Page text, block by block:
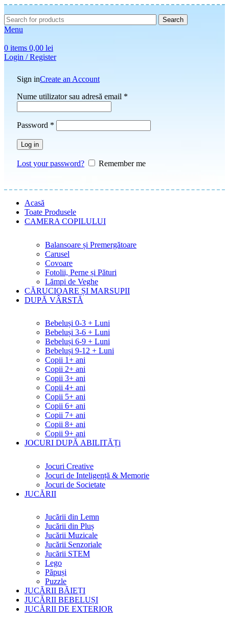
Search
Menu
0 items 0,00 lei
Login / Register
Sign inCreate an Account
Nume utilizator sau adresă email *
Password *
Log in
Lost your password? Remember me
Acasă
Toate Produsele
CAMERA COPILULUI
Balansoare și Premergătoare
Carusel
Covoare
Fotolii, Perne și Pături
Lămpi de Veghe
CĂRUCIOARE ȘI MARSUPII
DUPĂ VÂRSTĂ
Bebeluși 0-3 + Luni
Bebeluși 3-6 + Luni
Bebeluși 6-9 + Luni
Bebeluși 9-12 + Luni
Copii 1+ ani
Copii 2+ ani
Copii 3+ ani
Copii 4+ ani
Copii 5+ ani
Copii 6+ ani
Copii 7+ ani
Copii 8+ ani
Copii 9+ ani
JOCURI DUPĂ ABILITĂȚi
Jocuri Creative
Jocuri de Inteligență & Memorie
Jocuri de Societate
JUCĂRII
Jucării din Lemn
Jucării din Pluș
Jucării Muzicale
Jucării Senzoriale
Jucării STEM
Lego
Păpuși
Puzzle
JUCĂRII BĂIEȚI
JUCĂRII BEBELUȘI
JUCĂRII DE EXTERIOR